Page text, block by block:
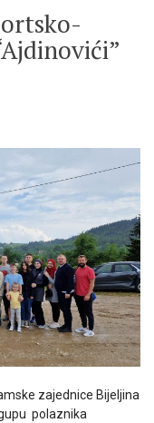
zajednice Bijeljina
polaznika